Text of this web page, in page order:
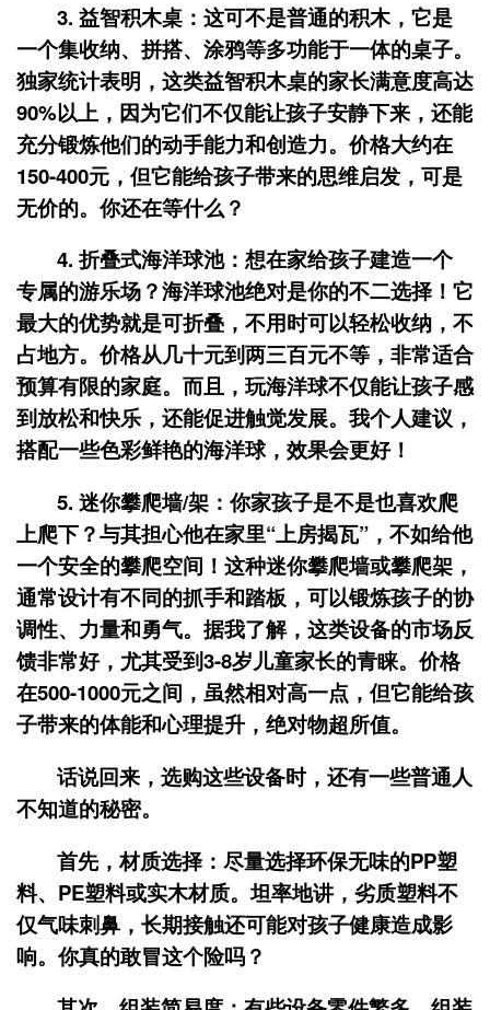
3.益智积木桌 ：这可不是普通的积木，它是
一个集收纳、拼搭、涂鸦等多功能于一体的桌子。
独家统计表明，这类益智积木桌的家长满意度高达
90%以上，因为它们不仅能让孩子安静下来，还能
充分锻炼他们的动手能力和创造力。价格大约在
150-400元，但它能给孩子带来的思维启发，可是
无价的。你还在等什么？
4.折叠式海洋球池：想在家给孩子建造一个
专属的游乐场？海洋球池绝对是你的不二选择！它
最大的优势就是可折叠，不用时可以轻松收纳，不
占地方。价格从几十元到两三百元不等，非常适合
预算有限的家庭。而且，玩海洋球不仅能让孩子感
到放松和快乐，还能促进触觉发展。我个人建议，
搭配一些色彩鲜艳的海洋球，效果会更好！
5.迷你攀爬墙/架 ：你家孩子是不是也喜欢爬
上爬下？与其担心他在家里“上房揭瓦”，不如给他
一个安全的攀爬空间！这种迷你攀爬墙或攀爬架，
通常设计有不同的抓手和踏板，可以锻炼孩子的协
调性、力量和勇气。据我了解，这类设备的市场反
馈非常好，尤其受到3-8岁儿童家长的青睐。价格
在500-1000元之间，虽然相对高一点，但它能给孩
子带来的体能和心理提升，绝对物超所值。
话说回来，选购这些设备时，还有一些普通人
不知道的秘密。
首先，材质选择 ：尽量选择环保无味的PP塑
料、PE塑料或实木材质。坦率地讲，劣质塑料不
仅气味刺鼻，长期接触还可能对孩子健康造成影
响。你真的敢冒这个险吗？